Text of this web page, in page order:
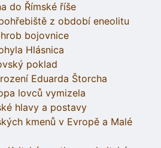
do Římské říše
z období eneolitu
bojovnice
Hlásnica
poklad
Eduarda Štorcha
lovců vymizela
hlavy a postavy
kmenů v Evropě a Malé